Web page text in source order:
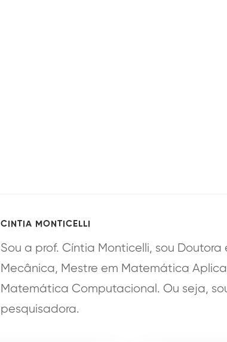
CINTIA MONTICELLI
Sou a prof. Cíntia Monticelli, sou Doutora
Mecânica, Mestre em Matemática
Matemática Computacional. Ou seja,
pesquisadora.